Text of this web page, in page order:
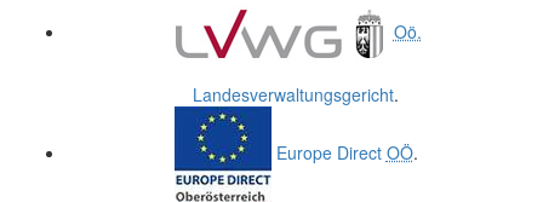
Oö.
Landesverwaltungsgericht.
Europe Direct OÖ.